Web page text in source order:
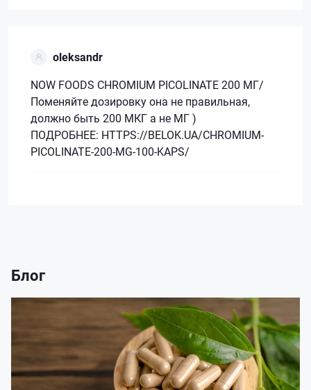
oleksandr
NOW FOODS CHROMIUM PICOLINATE 200 МГ/
Поменяйте дозировку она не правильная,
должно быть 200 МКГ а не МГ )
ПОДРОБНЕЕ: HTTPS://BELOK.UA/CHROMIUM-
PICOLINATE-200-MG-100-KAPS/
Блог